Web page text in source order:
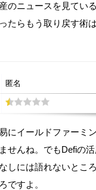
のニュースを見てい
たらもう取り戻す術
匿名
にイールドファーミ
せんね。でもDefiの
しには語れないとこ
ですよ。